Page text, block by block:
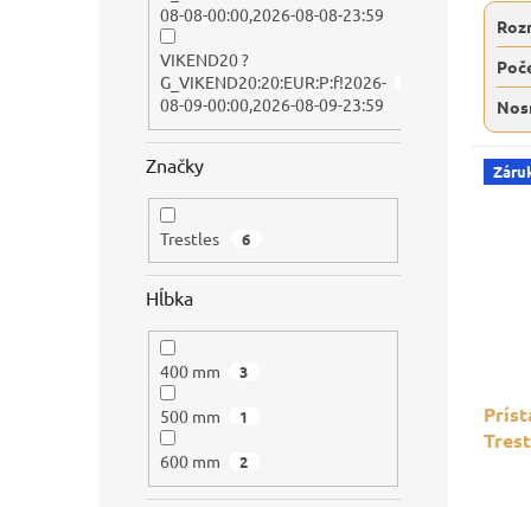
08-08-00:00,2026-08-08-23:59
VIKEND20 ?
G_VIKEND20:20:EUR:P:f!2026-
08-09-00:00,2026-08-09-23:59
Značky
Trestles 6
Hĺbka
400 mm 3
500 mm 1
600 mm 2